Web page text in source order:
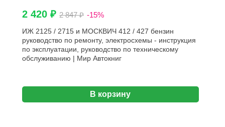
2 420 ₽ 2 847 ₽ -15%
ИЖ 2125 / 2715 и МОСКВИЧ 412 / 427 бензин
руководство по ремонту, электросхемы - инструкция
по эксплуатации, руководство по техническому
обслуживанию | Мир Автокниг
В корзину